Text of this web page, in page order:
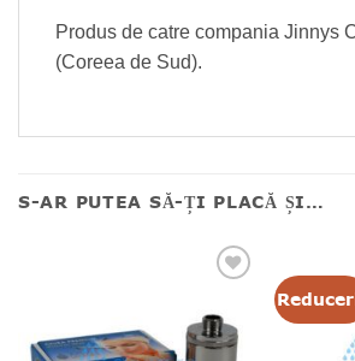
Produs de catre compania Jinnys
(Coreea de Sud).
S-AR PUTEA SĂ-ȚI PLACĂ ȘI…